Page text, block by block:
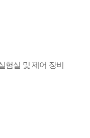
험실 및 제어 장비